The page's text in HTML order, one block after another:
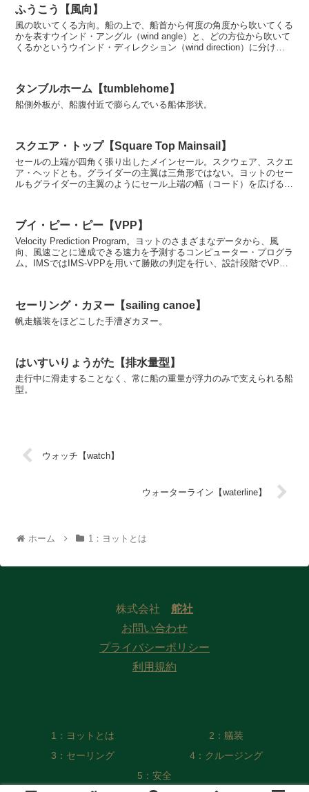
ふうこう【風向】
風の吹いてくる方向。船の上で、船首から何度の角度から吹いてくる
かを表すウインド・アングル（wind angle）と、どの方位から吹いて
くるかというウインド・ディレクション（wind direction）に分けら
タンブルホーム【tumblehome】
船側外板が、船腹付近で膨らんでいる船体形状。
スクエア・トップ【Square Top Mainsail】
セールの上端が四角く張り出したメインセール。スクウェア、スクエ
ア・ヘッドとも。グライダーの主翼は三角形ではない。ヨットのセー
ルもグライダーの主翼のようにセール上端の幅（コード）を広げるこ
ブイ・ピー・ピー【VPP】
Velocity Prediction Program。ヨットのさまざまなデータから、風
向、風速ごとに達成できる速力を予測するコンピューター・プログラ
ム。IMSではIMS-VPPを用いて勝敗の判定を行い、設計段階でVPP
セーリング・カヌー【sailing canoe】
帆走艤装をほどこした手漕ぎカヌー。
はいすいりょうがた【排水量型】
走行中に滑走することなく、常に船の重量が浮力のみで支えられる船
型。
ウォッチ【watch】
ウォーターライン【waterline】
ホーム 1：ヨットとは
株式会社 舵社
お問い合わせ
プライバシーポリシー
利用規約
1：ヨットとは
2：艤装
3：セーリング
4：クルージング
5：安全